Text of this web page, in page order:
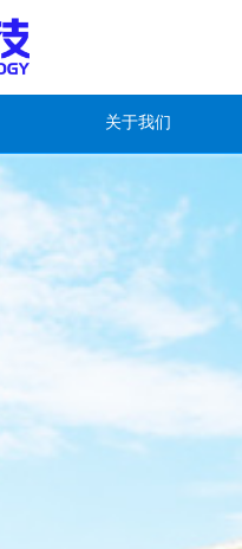
关于我们